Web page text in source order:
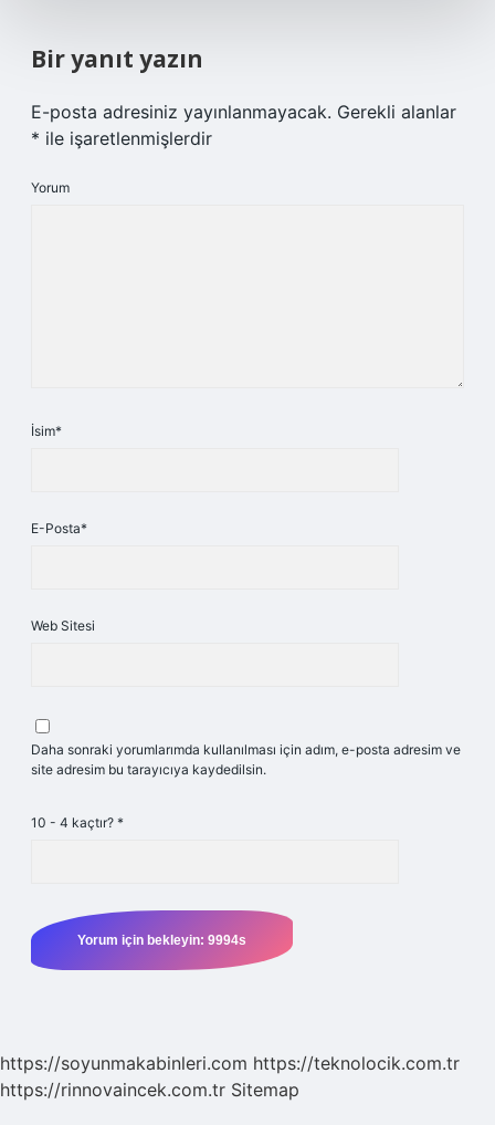
Bir yanıt yazın
E-posta adresiniz yayınlanmayacak. Gerekli alanlar
* ile işaretlenmişlerdir
Yorum
İsim*
E-Posta*
Web Sitesi
Daha sonraki yorumlarımda kullanılması için adım, e-posta adresim ve
site adresim bu tarayıcıya kaydedilsin.
10 - 4 kaçtır? *
https://soyunmakabinleri.com https://teknolocik.com.tr
https://rinnovaincek.com.tr Sitemap